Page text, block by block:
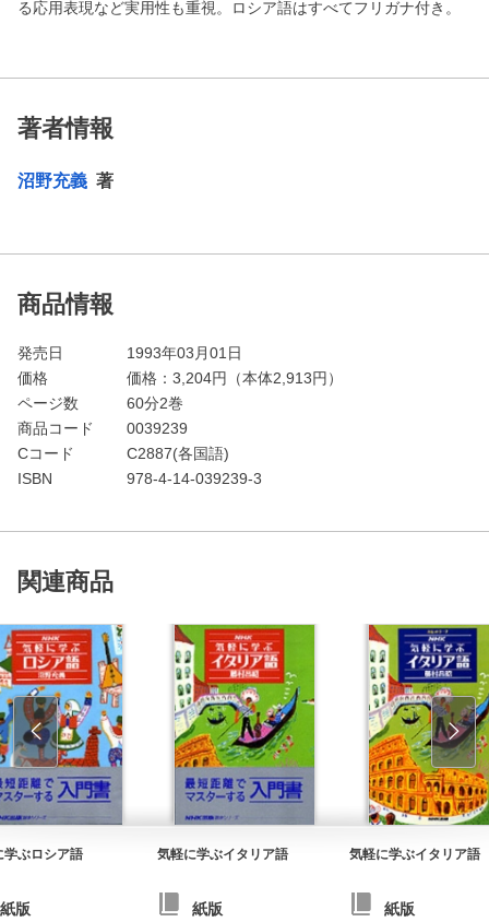
る応用表現など実用性も重視。ロシア語はすべてフリガナ付き。
著者情報
沼野充義 著
商品情報
発売日
1993年03月01日
価格
価格： 3,204円（本体2,913円）
ページ数
60分2巻
商品コード
0039239
Cコード
C2887(各国語)
ISBN
978-4-14-039239-3
関連商品
学ぶロシア語
紙版
気軽に学ぶイタリア語
紙版
気軽に学ぶイタリア語
紙版